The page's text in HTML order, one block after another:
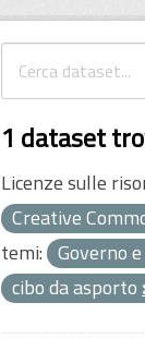
1 dataset
Licenze sulle
Creative
temi: Governo
cibo da asporto